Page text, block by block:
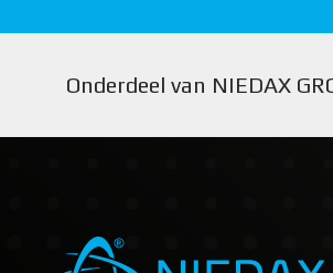
Onderdeel van NIEDAX